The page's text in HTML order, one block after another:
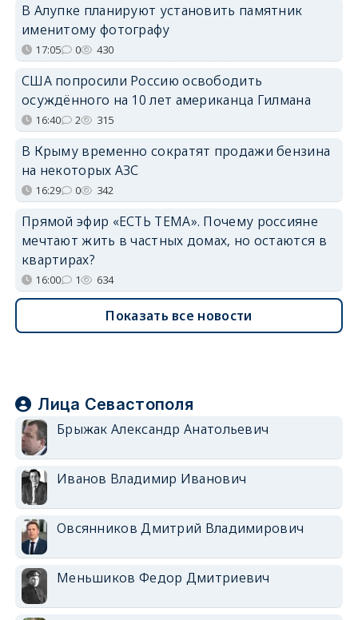
В Алупке планируют установить памятник
именитому фотографу
17:05 0 430
США попросили Россию освободить
осуждённого на 10 лет американца Гилмана
16:40 2 315
В Крыму временно сократят продажи бензина
на некоторых АЗС
16:29 0 342
Прямой эфир «ЕСТЬ ТЕМА». Почему россияне
мечтают жить в частных домах, но остаются в
квартирах?
16:00 1 634
Показать все новости
Лица Севастополя
Брыжак Александр Анатольевич
Иванов Владимир Иванович
Овсянников Дмитрий Владимирович
Меньшиков Федор Дмитриевич